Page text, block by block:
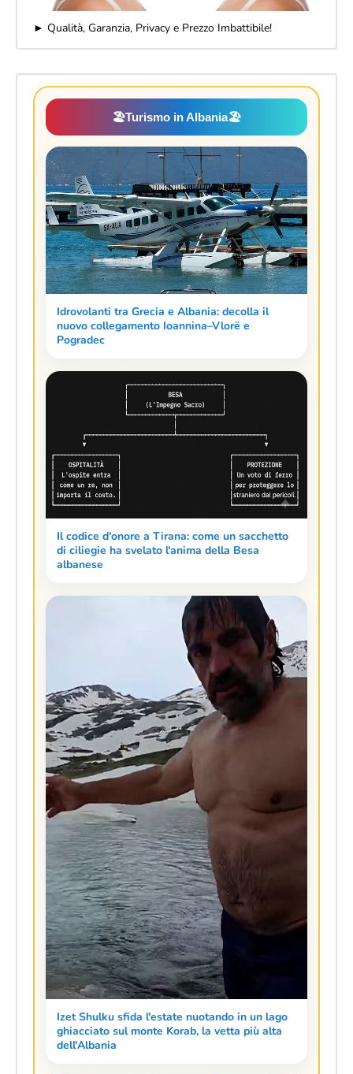
► Qualità, Garanzia, Privacy e Prezzo Imbattibile!
🏖️Turismo in Albania🏖️
Idrovolanti tra Grecia e Albania: decolla il
nuovo collegamento Ioannina–Vlorë e
Pogradec
Il codice d'onore a Tirana: come un sacchetto
di ciliegie ha svelato l'anima della Besa
albanese
Izet Shulku sfida l'estate nuotando in un lago
ghiacciato sul monte Korab, la vetta più alta
dell'Albania